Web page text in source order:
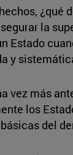
¿qué
la
Estado
y
vez más
los
del